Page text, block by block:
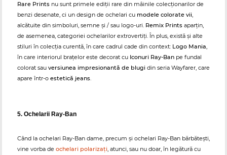
Rare Prints nu sunt primele ediții rare din mâinile colecționarilor de
benzi desenate, ci un design de ochelari cu modele colorate vii,
alcătuite din simboluri, semne și / sau logo-uri. Remix Prints aparțin,
de asemenea, categoriei ochelarilor extrovertiți. În plus, există și alte
stiluri în colecția curentă, în care cadrul cade din context: Logo Mania,
în care interiorul brațelor este decorat cu Iconuri Ray-Ban pe fundal
colorat sau versiunea impresionantă de blugi din seria Wayfarer, care
apare într-o estetică jeans.
5. Ochelarii Ray-Ban
Când la ochelari Ray-Ban dame, precum și ochelari Ray-Ban bărbătești,
vine vorba de ochelari polarizați, atunci, sau nu doar, în legătură cu